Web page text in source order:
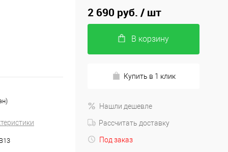
2 690 руб. / шт
В корзину
Купить в 1 клик
Нашли дешевле
Рассчитать доставку
Под заказ